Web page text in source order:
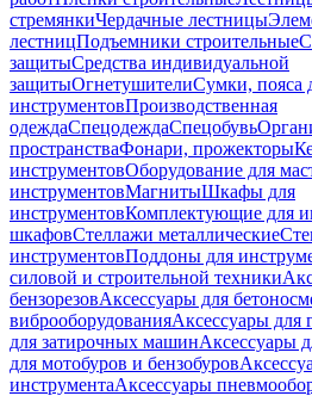
стремянкиЧердачные лестницы
лестницПодъемники строительные
защитыСредства индивидуальной
защитыОгнетушителиСумки, пояса
инструментовПроизводственная
одеждаСпецодеждаСпецобувь
пространстваФонари, прожекторы
инструментовОборудование для
инструментовМагнитыШкафы для
инструментовКомплектующие для
шкафовСтеллажи металлические
инструментовПоддоны для
силовой и строительной техники
бензорезовАксессуары для
виброоборудованияАксессуары для
для затирочных машинАксессуары
для мотобуров и бензобуров
инструментаАксессуары